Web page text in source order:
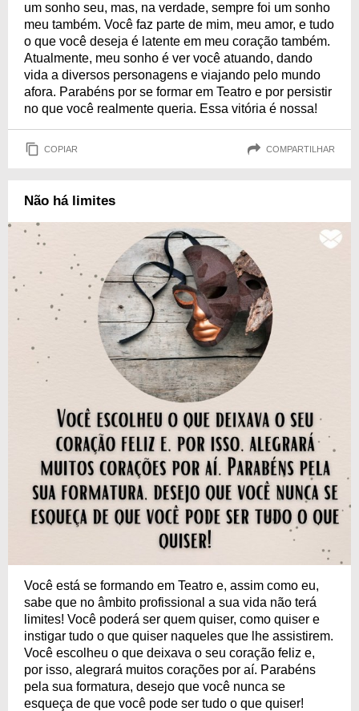
um sonho seu, mas, na verdade, sempre foi um sonho
meu também. Você faz parte de mim, meu amor, e tudo
o que você deseja é latente em meu coração também.
Atualmente, meu sonho é ver você atuando, dando
vida a diversos personagens e viajando pelo mundo
afora. Parabéns por se formar em Teatro e por persistir
no que você realmente queria. Essa vitória é nossa!
COPIAR COMPARTILHAR
Não há limites
Você está se formando em Teatro e, assim como eu,
sabe que no âmbito profissional a sua vida não terá
limites! Você poderá ser quem quiser, como quiser e
instigar tudo o que quiser naqueles que lhe assistirem.
Você escolheu o que deixava o seu coração feliz e,
por isso, alegrará muitos corações por aí. Parabéns
pela sua formatura, desejo que você nunca se
esqueça de que você pode ser tudo o que quiser!